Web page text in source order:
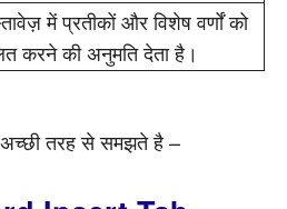
में प्रतीकों और विशेष वर्णों को
करने की अनुमति देता है।
तरह से समझते है –